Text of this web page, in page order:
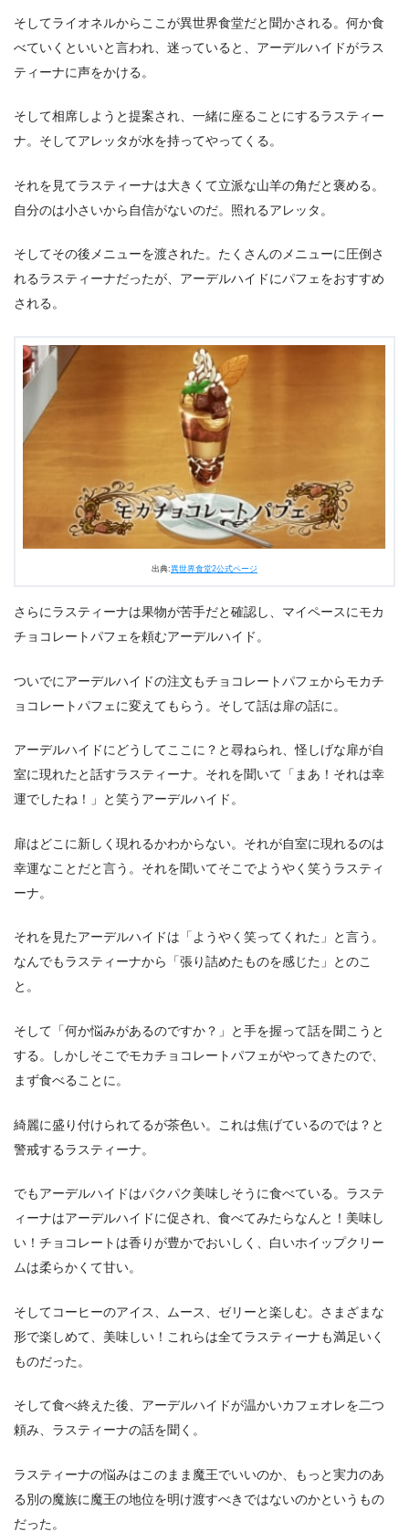
そしてライオネルからここが異世界食堂だと聞かされる。何か食
べていくといいと言われ、迷っていると、アーデルハイドがラス
ティーナに声をかける。
そして相席しようと提案され、一緒に座ることにするラスティー
ナ。そしてアレッタが水を持ってやってくる。
それを見てラスティーナは大きくて立派な山羊の角だと褒める。
自分のは小さいから自信がないのだ。照れるアレッタ。
そしてその後メニューを渡された。たくさんのメニューに圧倒さ
れるラスティーナだったが、アーデルハイドにパフェをおすすめ
される。
出典:異世界食堂2公式ページ
さらにラスティーナは果物が苦手だと確認し、マイペースにモカ
チョコレートパフェを頼むアーデルハイド。
ついでにアーデルハイドの注文もチョコレートパフェからモカチ
ョコレートパフェに変えてもらう。そして話は扉の話に。
アーデルハイドにどうしてここに？と尋ねられ、怪しげな扉が自
室に現れたと話すラスティーナ。それを聞いて「まあ！それは幸
運でしたね！」と笑うアーデルハイド。
扉はどこに新しく現れるかわからない。それが自室に現れるのは
幸運なことだと言う。それを聞いてそこでようやく笑うラスティ
ーナ。
それを見たアーデルハイドは「ようやく笑ってくれた」と言う。
なんでもラスティーナから「張り詰めたものを感じた」とのこ
と。
そして「何か悩みがあるのですか？」と手を握って話を聞こうと
する。しかしそこでモカチョコレートパフェがやってきたので、
まず食べることに。
綺麗に盛り付けられてるが茶色い。これは焦げているのでは？と
警戒するラスティーナ。
でもアーデルハイドはパクパク美味しそうに食べている。ラステ
ィーナはアーデルハイドに促され、食べてみたらなんと！美味し
い！チョコレートは香りが豊かでおいしく、白いホイップクリー
ムは柔らかくて甘い。
そしてコーヒーのアイス、ムース、ゼリーと楽しむ。さまざまな
形で楽しめて、美味しい！これらは全てラスティーナも満足いく
ものだった。
そして食べ終えた後、アーデルハイドが温かいカフェオレを二つ
頼み、ラスティーナの話を聞く。
ラスティーナの悩みはこのまま魔王でいいのか、もっと実力のあ
る別の魔族に魔王の地位を明け渡すべきではないのかというもの
だった。